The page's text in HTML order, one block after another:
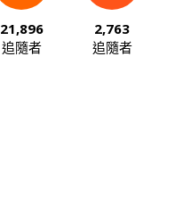
21,896
追隨者
2,763
追隨者